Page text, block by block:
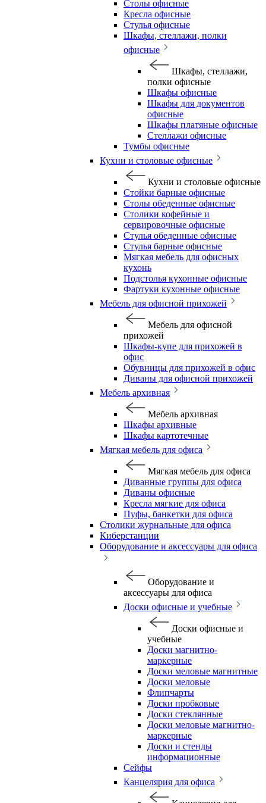
Столы офисные
Кресла офисные
Стулья офисные
Шкафы, стеллажи, полки
офисные
Шкафы, стеллажи,
полки офисные
Шкафы офисные
Шкафы для документов
офисные
Шкафы платяные офисные
Стеллажи офисные
Тумбы офисные
Кухни и столовые офисные
Кухни и столовые офисные
Стойки барные офисные
Столы обеденные офисные
Столики кофейные и
сервировочные офисные
Стулья обеденные офисные
Стулья барные офисные
Мягкая мебель для офисных
кухонь
Подстолья кухонные офисные
Фартуки кухонные офисные
Мебель для офисной прихожей
Мебель для офисной
прихожей
Шкафы-купе для прихожей в
офис
Обувницы для прихожей в офис
Диваны для офисной прихожей
Мебель архивная
Мебель архивная
Шкафы архивные
Шкафы картотечные
Мягкая мебель для офиса
Мягкая мебель для офиса
Диванные группы для офиса
Диваны офисные
Кресла мягкие для офиса
Пуфы, банкетки для офиса
Столики журнальные для офиса
Киберстанции
Оборудование и аксессуары для офиса
Оборудование и
аксессуары для офиса
Доски офисные и учебные
Доски офисные и
учебные
Доски магнитно-
маркерные
Доски меловые магнитные
Доски меловые
Флипчарты
Доски пробковые
Доски стеклянные
Доски меловые магнитно-
маркерные
Доски и стенды
информационные
Сейфы
Канцелярия для офиса